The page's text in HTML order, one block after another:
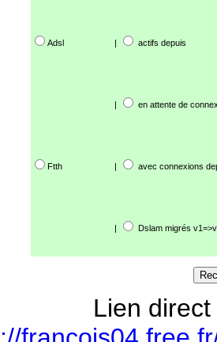
Adsl | actifs depuis
| en attente de
Ftth | avec connexions
| Dslam migrés
Lien